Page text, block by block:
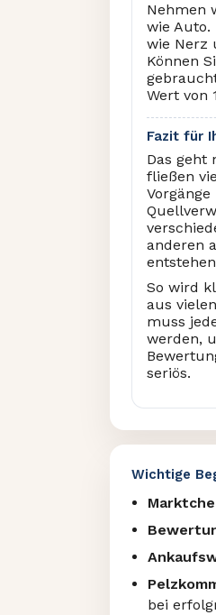
Nehmen
wie Auto.
wie Nerz
Können
Wert von
Fazit für
Das geht
fließen
anderen
So wird
aus
muss
werden,
seriös.
Wichtige
bei